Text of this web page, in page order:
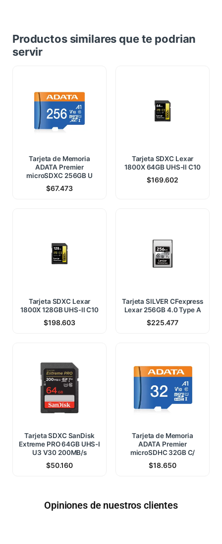
Productos similares que te podrian
servir
Tarjeta de Memoria
ADATA Premier
microSDXC 256GB U
$67.473
Tarjeta SDXC Lexar
1800X 64GB UHS-II C10
$169.602
Tarjeta SDXC Lexar
1800X 128GB UHS-II C10
$198.603
Tarjeta SILVER CFexpress
Lexar 256GB 4.0 Type A
$225.477
Tarjeta SDXC SanDisk
Extreme PRO 64GB UHS-I
U3 V30 200MB/s
$50.160
Tarjeta de Memoria
ADATA Premier
microSDHC 32GB C/
$18.650
Opiniones de nuestros clientes